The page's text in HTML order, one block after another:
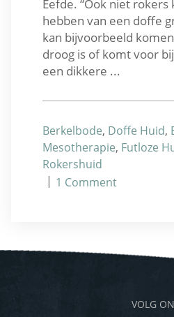
Eefde. “Ook niet rokers
hebben van een doffe
kan bijvoorbeeld
droog is of komt voor
een dikkere ...
Berkelbode, Doffe Huid,
Mesotherapie, Futloze
Rokershuid
| 1 Comment
VOLG